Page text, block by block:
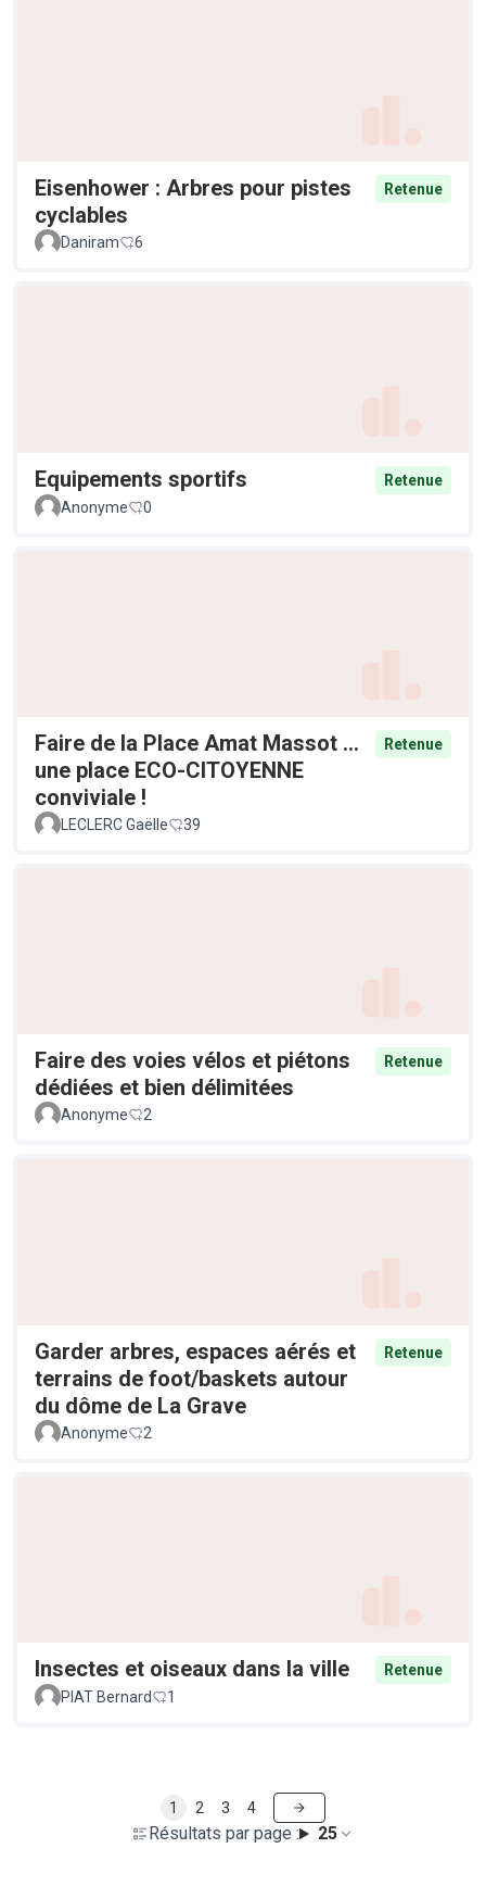
Eisenhower : Arbres pour pistes
cyclables
Retenue
Daniram 6
Equipements sportifs
Retenue
Anonyme
0
Faire de la Place Amat Massot ...
une place ECO-CITOYENNE
conviviale !
Retenue
LECLERC Gaëlle 39
Faire des voies vélos et piétons
dédiées et bien délimitées
Retenue
Anonyme 2
Garder arbres, espaces aérés et
terrains de foot/baskets autour
du dôme de La Grave
Retenue
Anonyme 2
Insectes et oiseaux dans la ville
Retenue
PIAT Bernard
1
Résultats par page : 25
1 2 3 4